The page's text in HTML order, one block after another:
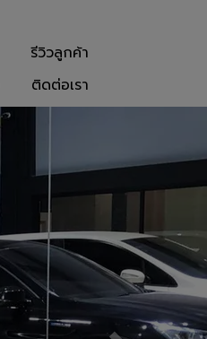
รีวิวลูกค้า
ติดต่อเรา